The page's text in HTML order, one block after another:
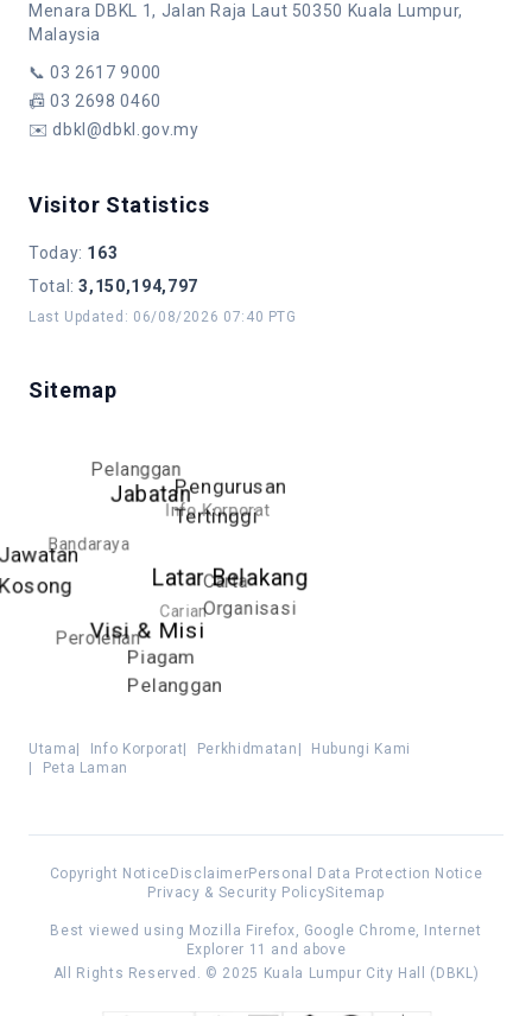
Menara DBKL 1, Jalan Raja Laut 50350 Kuala Lumpur,
Malaysia
📞03 2617 9000
📠03 2698 0460
✉️dbkl@dbkl.gov.my
Visitor Statistics
Today: 163
Total :3,150,194,797
Last Updated : 06/08/2026 07:40 PTG
Sitemap
Latar Belakang
Visi & Misi
Piagam
Pelanggan
Carta
Organisasi
Pengurusan
Tertinggi
Jabatan
Perolehan
Carian
Info Korporat
Pelanggan
Bandaraya
Utama Info Korporat Perkhidmatan
Hubungi Kami
Peta Laman
Copyright Notice DisclaimerPersonal Data Protection Notice
Privacy & Security PolicySitemap
Best viewed using Mozilla Firefox, Google Chrome, Internet
Explorer 11 and above
All Rights Reserved. © 2025 Kuala Lumpur City Hall (DBKL)